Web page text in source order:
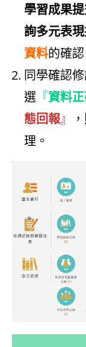
學習成果
詢多元表
資料的確認
同學確認
選 『資料
態回報』
理。